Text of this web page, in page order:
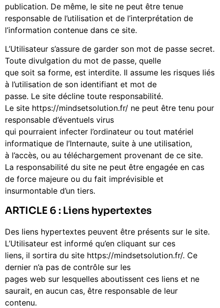
publication. De même, le site ne peut être tenue
responsable de l’utilisation et de l’interprétation de
l’information contenue dans ce site.
L’Utilisateur s’assure de garder son mot de passe secret.
Toute divulgation du mot de passe, quelle
que soit sa forme, est interdite. Il assume les risques liés
à l’utilisation de son identifiant et mot de
passe. Le site décline toute responsabilité.
Le site https://mindsetsolution.fr/ ne peut être tenu pour
responsable d’éventuels virus
qui pourraient infecter l’ordinateur ou tout matériel
informatique de l’Internaute, suite à une utilisation,
à l’accès, ou au téléchargement provenant de ce site.
La responsabilité du site ne peut être engagée en cas
de force majeure ou du fait imprévisible et
insurmontable d’un tiers.
ARTICLE 6 : Liens hypertextes
Des liens hypertextes peuvent être présents sur le site.
L’Utilisateur est informé qu’en cliquant sur ces
liens, il sortira du site https://mindsetsolution.fr/. Ce
dernier n’a pas de contrôle sur les
pages web sur lesquelles aboutissent ces liens et ne
saurait, en aucun cas, être responsable de leur
contenu.